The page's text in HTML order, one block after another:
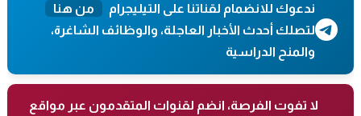
ندعوك للانضمام لقناتنا على التيليجرام
من هنا
لتصلك أحدث الأخبار العاجلة، والوظائف الشاغرة،
والمنح الدراسية
لا تفوت الفرصة، انضم لقنوات المتقدمون عبر مواقع